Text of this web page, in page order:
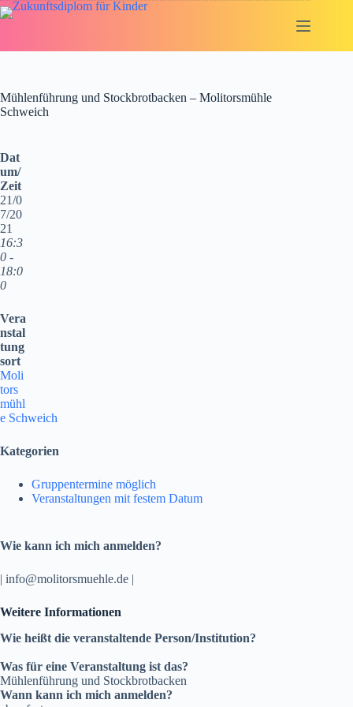
Zum
Inhalt
Mühlenführung und Stockbrotbacken – Molitorsmühle
Schweich
Dat
um/
Zeit
21/0
7/20
21
16:3
0 -
18:0
0
Vera
nstal
tung
sort
Moli
tors
mühl
e Schweich
Kategorien
Gruppentermine möglich
Veranstaltungen mit festem Datum
Wie kann ich mich anmelden?
| info@molitorsmuehle.de |
Weitere Informationen
Wie heißt die veranstaltende Person/Institution?
Was für eine Veranstaltung ist das?
Mühlenführung und Stockbrotbacken
Wann kann ich mich anmelden?